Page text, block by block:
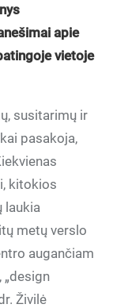
apie
vietoje
susitarimų ir
pasakoja,
kitokios
laukia
metų verslo
augančiam
„design
Živilė